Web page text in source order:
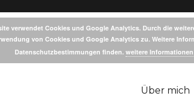
Über mich
verwendet Cookies und Google Analytics. Durch die
von Cookies und Google Analytics zu. Weitere
Datenschutzbestimmungen finden. weitere Informationen